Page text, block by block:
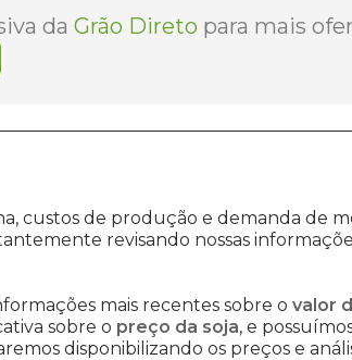
da Grão Direto para mais
custos de produção e demanda de
revisando nossas
mais recentes sobre o valor
sobre o preço da soja, e
disponibilizando os preços e